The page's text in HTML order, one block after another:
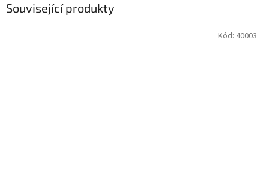
Související produkty
Kód: 40003